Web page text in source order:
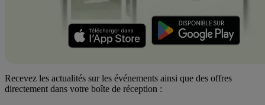
Recevez les actualités sur les événements ainsi que des offres
directement dans votre boîte de réception :